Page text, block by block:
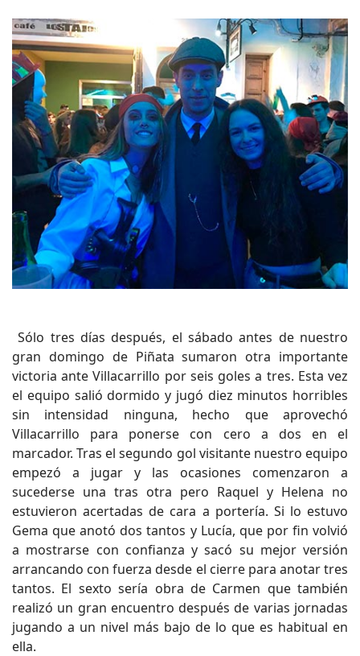
Sólo tres días después, el sábado antes de nuestro
gran domingo de Piñata sumaron otra importante
victoria ante Villacarrillo por seis goles a tres. Esta vez
el equipo salió dormido y jugó diez minutos horribles
sin intensidad ninguna, hecho que aprovechó
Villacarrillo para ponerse con cero a dos en el
marcador. Tras el segundo gol visitante nuestro equipo
empezó a jugar y las ocasiones comenzaron a
sucederse una tras otra pero Raquel y Helena no
estuvieron acertadas de cara a portería. Si lo estuvo
Gema que anotó dos tantos y Lucía, que por fin volvió
a mostrarse con confianza y sacó su mejor versión
arrancando con fuerza desde el cierre para anotar tres
tantos. El sexto sería obra de Carmen que también
realizó un gran encuentro después de varias jornadas
jugando a un nivel más bajo de lo que es habitual en
ella.